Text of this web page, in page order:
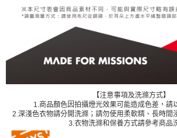
【注意事項及洗滌方式】
1.商品顏色因拍攝燈光效果可能造成色差，請
2.深淺色衣物請分開洗滌；請勿使用柔軟精、長時間
3.衣物洗滌和保養方式請參考商品